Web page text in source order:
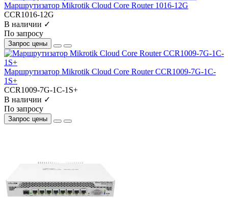
Маршрутизатор Mikrotik Cloud Core Router 1016-12G
CCR1016-12G
В наличии ✓
По запросу
Запрос цены
Маршрутизатор Mikrotik Cloud Core Router CCR1009-7G-1C-
1S+
CCR1009-7G-1C-1S+
В наличии ✓
По запросу
Запрос цены